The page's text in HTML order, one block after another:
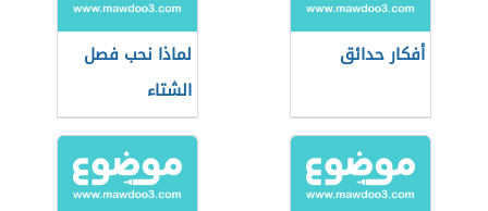
أفكار حدائق
لماذا نحب فصل
الشتاء